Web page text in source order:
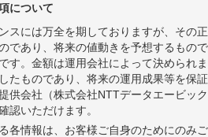
について
スには万全を期しておりますが、その
であり、将来の値動きを予想するもの
す。金額は運用会社によって決められ
たものであり、将来の運用成果等を保
供会社（株式会社NTTデータエービッ
認いただけます。
各情報は、お客様ご自身のためにのみ